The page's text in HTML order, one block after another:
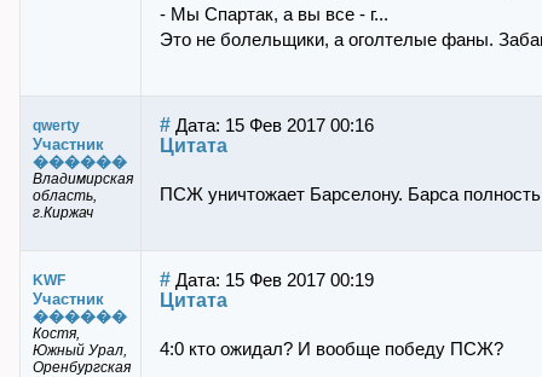
- Мы Спартак, а вы все - г...
Это не болельщики, а оголтелые фаны.
qwerty
Участник
������
Владимирская
область,
г.Киржач
# Дата: 15 Фев 2017 00:16
Цитата
ПСЖ уничтожает Барселону. Барса
KWF
Участник
������
Костя,
Южный Урал,
Оренбургская
# Дата: 15 Фев 2017 00:19
Цитата
4:0 кто ожидал? И вообще победу ПСЖ?